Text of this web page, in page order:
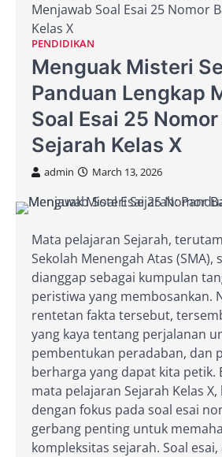
Menjawab Soal Esai 25 Nomor
Kelas X
PENDIDIKAN
Menguak Misteri
Panduan Lengkap
Soal Esai 25
Sejarah Kelas X
admin March 13, 2026
Mata pelajaran Sejarah,
Sekolah Menengah Atas (SMA),
dianggap sebagai kumpulan
peristiwa yang membosankan.
rentetan fakta tersebut,
yang kaya tentang perjalanan
pembentukan peradaban, dan
berharga yang dapat kita petik.
mata pelajaran Sejarah Kelas
dengan fokus pada soal esai
gerbang penting untuk
kompleksitas sejarah. Soal